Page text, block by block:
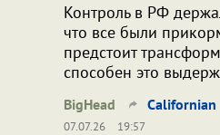
Контроль в РФ
что все были
предстоит
способен это
BigHead Californian
07.07.26
19:57